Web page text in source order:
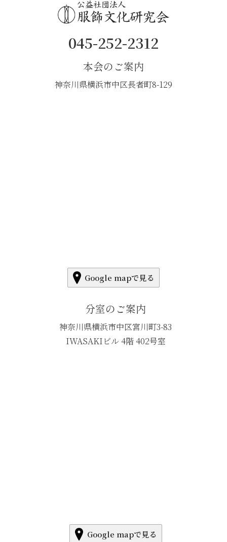
045-252-2312
本会のご案内
神奈川県横浜市中区長者町8-129
Google mapで見る
分室のご案内
神奈川県横浜市中区宮川町3-83
IWASAKIビル 4階 402号室
Google mapで見る